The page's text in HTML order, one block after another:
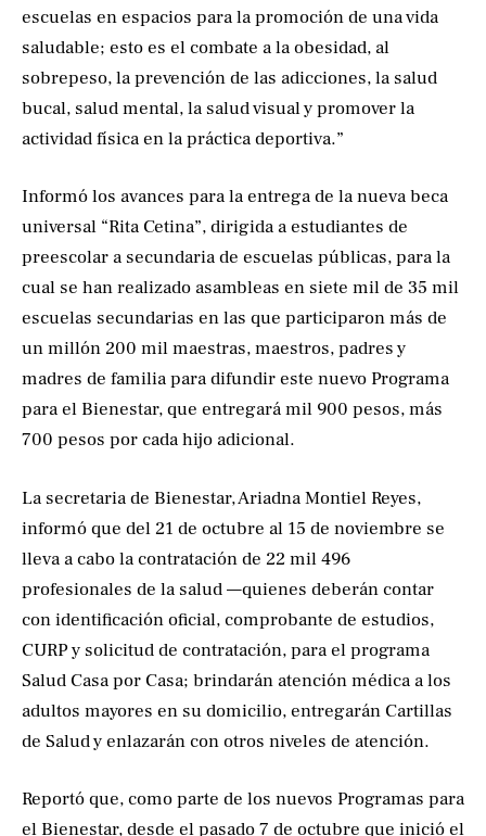
escuelas en espacios para la promoción de una vida
saludable; esto es el combate a la obesidad, al
sobrepeso, la prevención de las adicciones, la salud
bucal, salud mental, la salud visual y promover la
actividad física en la práctica deportiva.”
Informó los avances para la entrega de la nueva beca
universal “Rita Cetina”, dirigida a estudiantes de
preescolar a secundaria de escuelas públicas, para la
cual se han realizado asambleas en siete mil de 35 mil
escuelas secundarias en las que participaron más de
un millón 200 mil maestras, maestros, padres y
madres de familia para difundir este nuevo Programa
para el Bienestar, que entregará mil 900 pesos, más
700 pesos por cada hijo adicional.
La secretaria de Bienestar, Ariadna Montiel Reyes,
informó que del 21 de octubre al 15 de noviembre se
lleva a cabo la contratación de 22 mil 496
profesionales de la salud —quienes deberán contar
con identificación oficial, comprobante de estudios,
CURP y solicitud de contratación, para el programa
Salud Casa por Casa; brindarán atención médica a los
adultos mayores en su domicilio, entregarán Cartillas
de Salud y enlazarán con otros niveles de atención.
Reportó que, como parte de los nuevos Programas para
el Bienestar, desde el pasado 7 de octubre que inició el